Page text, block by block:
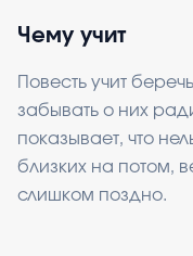
Чему учит
Повесть учит
забывать о них
показывает, что
близких на потом,
слишком поздно.